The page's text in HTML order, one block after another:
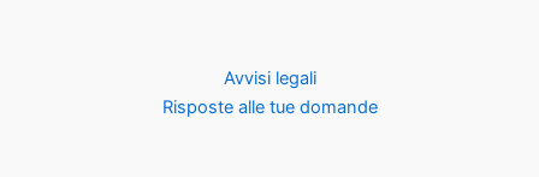
Avvisi legali
Risposte alle tue domande